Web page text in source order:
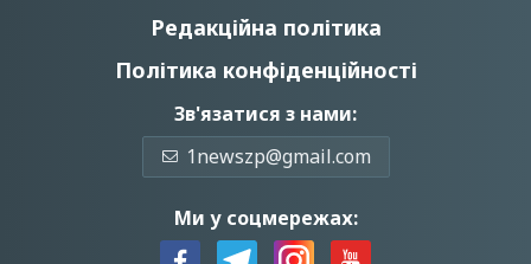
Редакційна політика
Політика конфіденційності
Зв'язатися з нами:
1newszp@gmail.com
Ми у соцмережах: